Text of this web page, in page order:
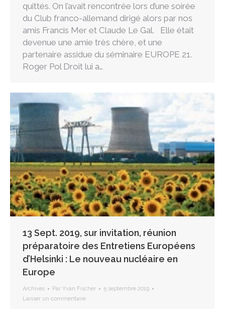
quittés. On l’avait rencontrée lors d’une soirée
du Club franco-allemand dirigé alors par nos
amis Francis Mer et Claude Le Gal. Elle était
devenue une amie très chère, et une
partenaire assidue du séminaire EUROPE 21.
Roger Pol Droit lui a…
13 Sept. 2019, sur invitation, réunion
préparatoire des Entretiens Européens
d’Helsinki : Le nouveau nucléaire en
Europe
Archives Par Yvan Fischer
5 septembre 2019
Laisser un commentaire